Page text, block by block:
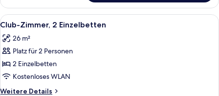
Suite,
Stadtblick
(Regency)
Alle
Fotos
für
Club-
Zimmer,
2 Einzelbetten
anzeigen
Ein Hotelzimmer mit zwei Betten,
4
Club-Zimmer, 2 Einzelbetten
26 m²
Platz für 2 Personen
2 Einzelbetten
Kostenloses WLAN
Weitere Details
Weitere